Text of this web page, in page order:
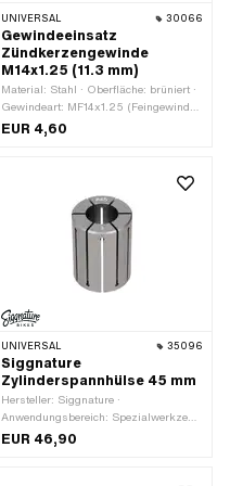
UNIVERSAL 30066
Gewindeeinsatz
Zündkerzengewinde
M14x1.25 (11.3 mm)
Material: Stahl · Oberfläche: brüniert ·
Gewindeart: MF14x1.25 (Feingewinde)
· Gesamtlänge: 11.5 mm
EUR 4,60
UNIVERSAL 35096
Siggnature
Zylinderspannhülse 45 mm
Hersteller: Siggnature ·
Anwendungsbereich: Spezialwerkzeug
· Material: Aluminium · Oberfläche:
eloxiert · Anzahl Bestandteile: 1 Stk. ·
EUR 46,90